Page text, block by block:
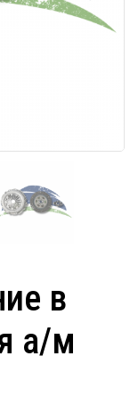
в
а/м